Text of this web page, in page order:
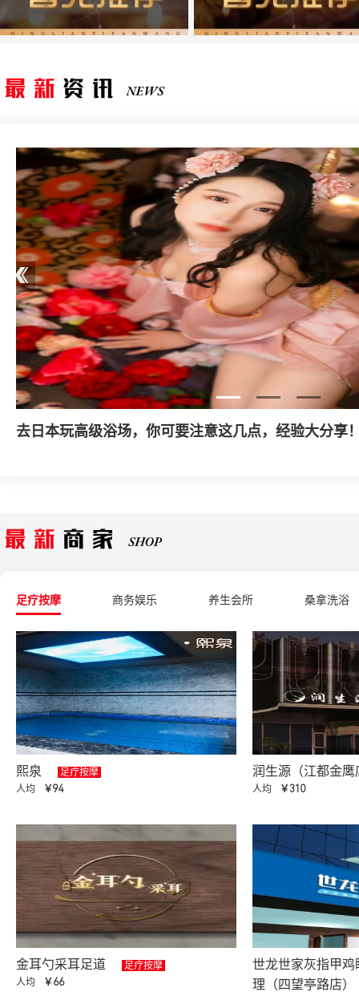
什么是家庭式丝足会所？
足疗按摩 商务娱乐 养生会所 桑拿洗浴
熙泉
足疗按摩
人均
￥94
润生源（江都金鹰
人均 ￥310
金耳勺采耳足道
足疗按摩
人均
￥66
世龙世家灰指甲
理（四望亭路店）